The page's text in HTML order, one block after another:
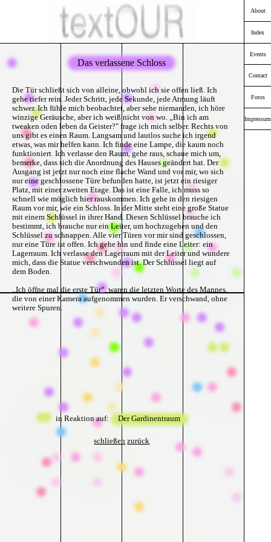
Das verlassene Schloss
Die Tür schließt sich von alleine, obwohl ich sie offen ließ. Ich
gehe tiefer rein. Jeder Schritt, jede Sekunde, jede Atmung läuft
schwer. Ich fühle mich beobachtet, aber sehe niemanden, ich höre
winzige Geräusche, aber ich weiß nicht von wo. „Bin ich am
tweaken oden leben da Geister?" frage ich mich selber. Rechts von
uns gibt es einen Raum. Langsam und lautlos suche ich irgend
etwas, was mir helfen kann. Ich finde eine Lampe, die kaum noch
funktioniert. Ich verlasse den Raum, gehe raus, schaue mich um,
bemerke, dass sich die Anordnung des Hauses geändert hat. Der
Ausgang ist jetzt nur noch eine flache Wand und vor mir, wo sich
nur eine geschlossene Türe befunden hatte, ist jetzt ein riesiger
Platz, mit einer zweiten Etage. Das ist eine Falle, ich muss so
schnell wie möglich hier rauskommen. Ich gehe in den riesigen
Raum vor mir, wie ein Schloss. In der Mitte steht eine große Statue
mit einem Schlüssel in ihrer Hand. Diesen Schlüssel brauche ich
bestimmt, ich brauche nur ein Leiter, um hochzugehen und den
Schlüssel zu schnappen. Alle vier Türen vor mir sind geschlossen,
nur eine Türe ist offen. Ich gehe hin und finde eine Leiter: ein
Lagerraum. Ich verlasse den Lagerraum mit der Leiter und wundere
mich, dass die Statue verschwunden ist. Der Schlüssel liegt auf
dem Boden.
,,Ich öffne mal die erste Tür“, waren die letzten Worte des Mannes,
die von einer Kamera aufgenommen wurden. Er verschwand, ohne
weitere Spuren.
in Reaktion auf: Der Gardinentraum
schließen zurück
About
Index
Events
Contact
Fotos
Impressum